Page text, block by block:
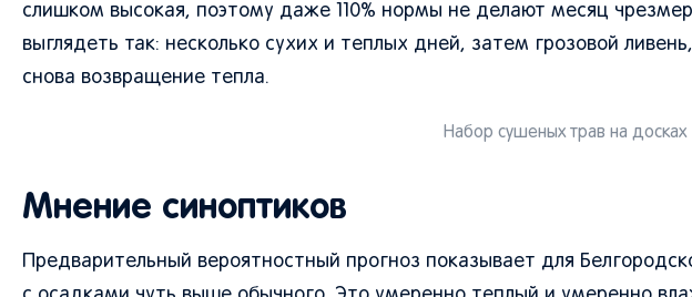
слишком высокая, поэтому даже 110% нормы не делают месяц
выглядеть так: несколько сухих и теплых дней, затем грозовой
снова возвращение тепла.
Набор сушеных трав на досках
Мнение синоптиков
Предварительный вероятностный прогноз показывает для